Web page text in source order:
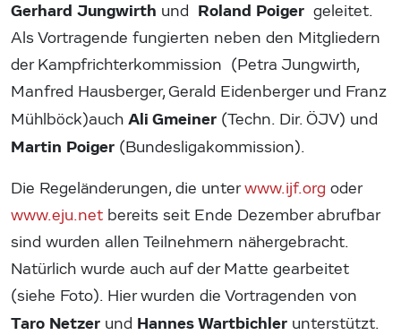
Gerhard Jungwirth und Roland Poiger geleitet.
Als Vortragende fungierten neben den Mitgliedern
der Kampfrichterkommission (Petra Jungwirth,
Manfred Hausberger, Gerald Eidenberger und Franz
Mühlböck)auch Ali Gmeiner (Techn. Dir. ÖJV) und
Martin Poiger (Bundesligakommission).
Die Regeländerungen, die unterwww.ijf.org oder
www.eju.net bereits seit Ende Dezember abrufbar
sind wurden allen Teilnehmern nähergebracht.
Natürlich wurde auch auf der Matte gearbeitet
(siehe Foto). Hier wurden die Vortragenden von
Taro Netzer und Hannes Wartbichler unterstützt.